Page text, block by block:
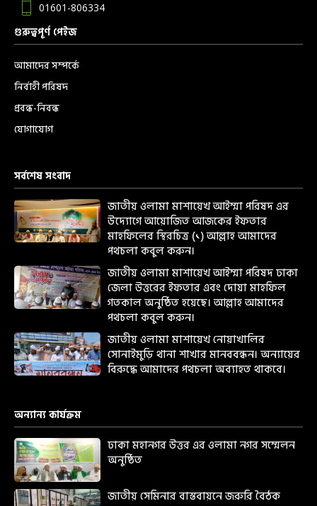
01601-806334
গুরুত্বপূর্ণ পেইজ
আমাদের সম্পর্কে
নির্বাহী পরিষদ
প্রবন্ধ-নিবন্ধ
যোগাযোগ
সর্বশেষ সংবাদ
জাতীয় ওলামা মাশায়েখ আইম্মা পরিষদ এর
উদ্যোগে আয়োজিত আজকের ইফতার
মাহফিলের স্থিরচিত্র (১) আল্লাহ আমাদের
পথচলা কবুল করুন।
জাতীয় ওলামা মাশায়েখ আইম্মা পরিষদ ঢাকা
জেলা উত্তরের ইফতার এবং দোয়া মাহফিল
গতকাল অনুষ্ঠিত হয়েছে। আল্লাহ আমাদের
পথচলা কবুল করুন।
জাতীয় ওলামা মাশায়েখ নোয়াখালির
সোনাইমুড়ি থানা শাখার মানববন্ধন। অন্যায়ের
বিরুদ্ধে আমাদের পথচলা অব্যাহত থাকবে।
অন্যান্য কার্যক্রম
ঢাকা মহানগর উত্তর এর ওলামা নগর সম্মেলন
অনুষ্ঠিত
জাতীয় সেমিনার বাস্তবায়নে জরুরি বৈঠক